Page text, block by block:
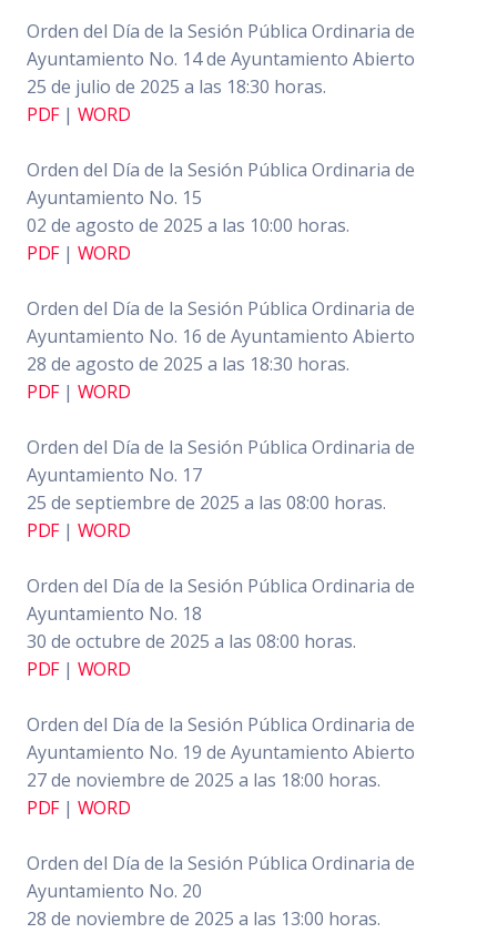
Orden del Día de la Sesión Pública Ordinaria de
Ayuntamiento No. 14 de Ayuntamiento Abierto
25 de julio de 2025 a las 18:30 horas.
PDF| WORD
Orden del Día de la Sesión Pública Ordinaria de
Ayuntamiento No. 15
02 de agosto de 2025 a las 10:00 horas.
PDF| WORD
Orden del Día de la Sesión Pública Ordinaria de
Ayuntamiento No. 16 de Ayuntamiento Abierto
28 de agosto de 2025 a las 18:30 horas.
PDF| WORD
Orden del Día de la Sesión Pública Ordinaria de
Ayuntamiento No. 17
25 de septiembre de 2025 a las 08:00 horas.
PDF| WORD
Orden del Día de la Sesión Pública Ordinaria de
Ayuntamiento No. 18
30 de octubre de 2025 a las 08:00 horas.
PDF| WORD
Orden del Día de la Sesión Pública Ordinaria de
Ayuntamiento No. 19 de Ayuntamiento Abierto
27 de noviembre de 2025 a las 18:00 horas.
PDF| WORD
Orden del Día de la Sesión Pública Ordinaria de
Ayuntamiento No. 20
28 de noviembre de 2025 a las 13:00 horas.